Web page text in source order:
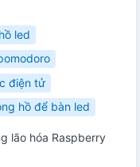
led
điện tử
hồ để bàn led
lão hóa Raspberry